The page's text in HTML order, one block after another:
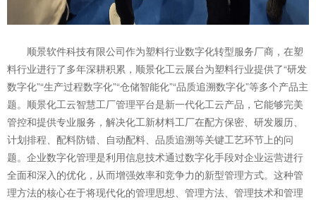
顺景软件科技有限公司作为塑料行业数字化转型服务厂商，在塑
料行业进行了多年深耕积累，顺景化工云展台为塑料行业提供了“研发
数字化”“生产过程数字化”“仓储智能化”“品质追溯数字化”等多个产品主
题。顺景化工云智慧工厂管理平台是新一代化工云产品，它能够完美
管控和提供专业服务，解决化工新材料工厂在配方保密、研发履历、
计划排程、配料防错、自动配料、品质追溯等关键工艺环节上的问
题。企业数字化管理是利用信息技术通过数字化手段对企业运营进行
全面和深入的优化，从而增强效率和竞争力的新型管理方式。这种管
理方法的核心在于将现代化的管理思想、管理方法、管理技术和管理